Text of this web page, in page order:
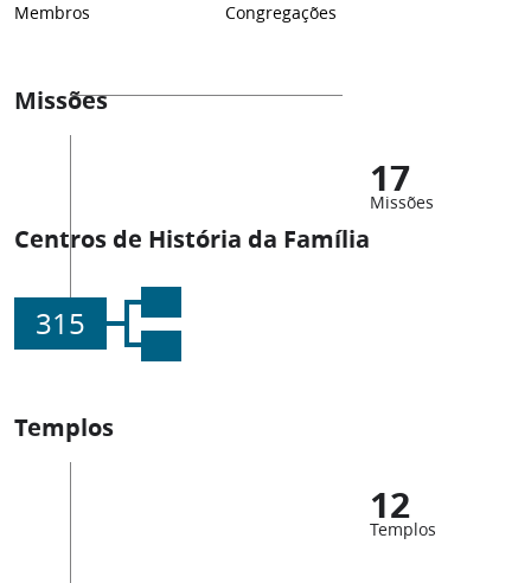
Membros Congregações
Missões
17
Missões
Centros de História da Família
315
Templos
12
Templos